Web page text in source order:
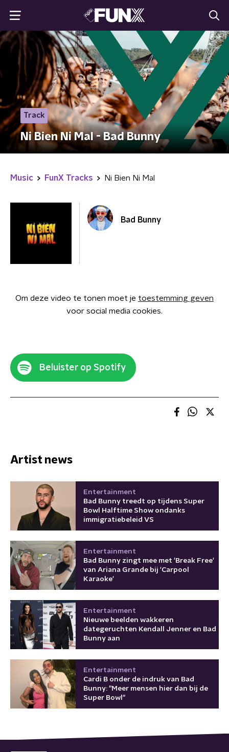
Track
Ni Bien Ni Mal - Bad Bunny
Music FunX Tracks Ni Bien Ni Mal
Bad Bunny
Om deze video te tonen moet je toestemming geven
voor social media cookies.
Beluister op Spotify
Artist news
Entertainment
Bad Bunny treedt op tijdens Super
Bowl Halftime Show ondanks
immigratiebeleid VS
Entertainment
Bad Bunny zingt mee met 'Break Free'
van Ariana Grande bij 'Carpool
Karaoke'
Entertainment
Nieuwe beelden wakkeren
dategeruchten Kendall Jenner en Bad
Bunny aan
Entertainment
Cardi B onder de indruk van Bad
Bunny: "Meer mensen hier dan bij de
Super Bowl"